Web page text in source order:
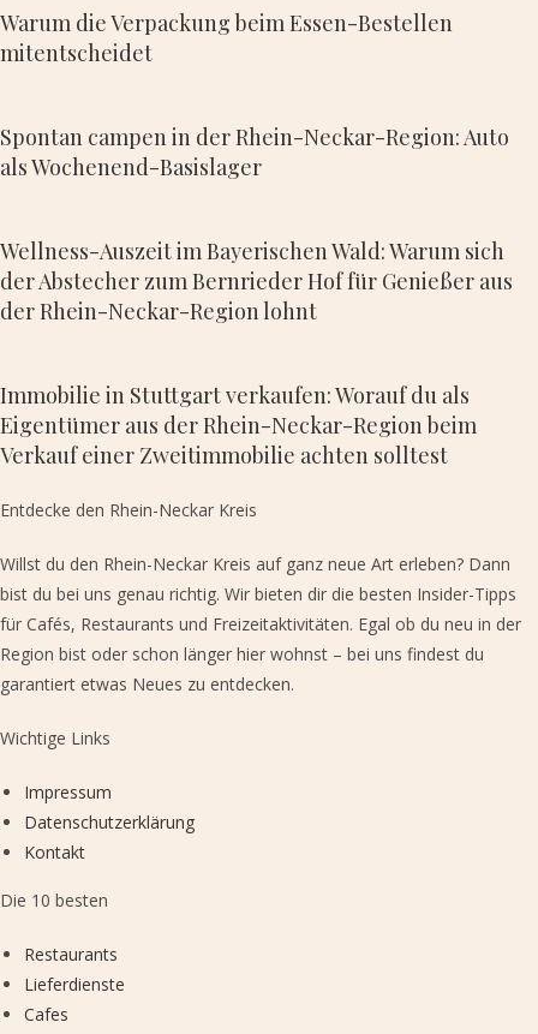
Warum die Verpackung beim Essen-Bestellen
mitentscheidet
Spontan campen in der Rhein-Neckar-Region: Auto
als Wochenend-Basislager
Wellness-Auszeit im Bayerischen Wald: Warum sich
der Abstecher zum Bernrieder Hof für Genießer aus
der Rhein-Neckar-Region lohnt
Immobilie in Stuttgart verkaufen: Worauf du als
Eigentümer aus der Rhein-Neckar-Region beim
Verkauf einer Zweitimmobilie achten solltest
Entdecke den Rhein-Neckar Kreis​
Willst du den Rhein-Neckar Kreis auf ganz neue Art erleben? Dann
bist du bei uns genau richtig. Wir bieten dir die besten Insider-Tipps
für Cafés, Restaurants und Freizeitaktivitäten. Egal ob du neu in der
Region bist oder schon länger hier wohnst – bei uns findest du
garantiert etwas Neues zu entdecken.
Wichtige Links
Impressum
Datenschutzerklärung
Kontakt
Die 10 besten
Restaurants
Lieferdienste
Cafes